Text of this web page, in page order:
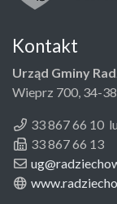
Kontakt
Urząd Gminy
Wieprz 700, 34-
33 867 66 10
33 867 66 13